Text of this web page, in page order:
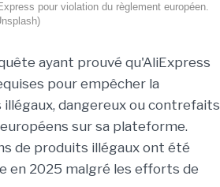
pour violation du règlement européen.
ayant prouvé qu'AliExpress
pour empêcher la
dangereux ou contrefaits
sur sa plateforme.
de produits illégaux ont été
en 2025 malgré les efforts de